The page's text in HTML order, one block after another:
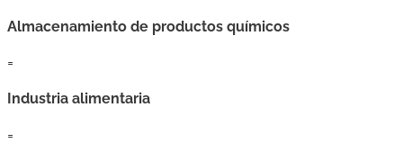
Almacenamiento de productos químicos
=
Industria alimentaria
=